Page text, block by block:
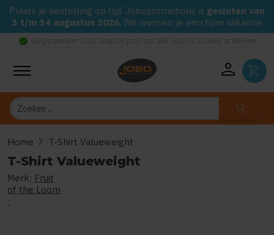
Plaats je bestelling op tijd. Jobopromotions is gesloten van
3 t/m 14 augustus 2026. We wensen je een fijne vakantie
check_circle
person shopping_cart
Zoeken search
Home chevron_right T-Shirt Valueweight
T-Shirt Valueweight
Merk: Fruit
of the Loom